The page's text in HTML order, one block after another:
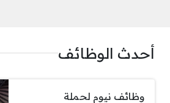
أحدث الوظائف
وظائف نيوم لحملة